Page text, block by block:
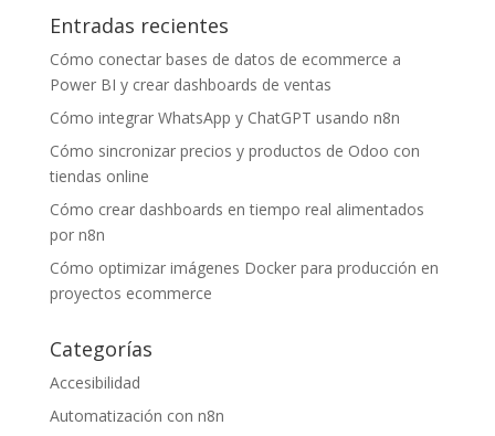
Entradas recientes
Cómo conectar bases de datos de ecommerce a
Power BI y crear dashboards de ventas
Cómo integrar WhatsApp y ChatGPT usando n8n
Cómo sincronizar precios y productos de Odoo con
tiendas online
Cómo crear dashboards en tiempo real alimentados
por n8n
Cómo optimizar imágenes Docker para producción en
proyectos ecommerce
Categorías
Accesibilidad
Automatización con n8n